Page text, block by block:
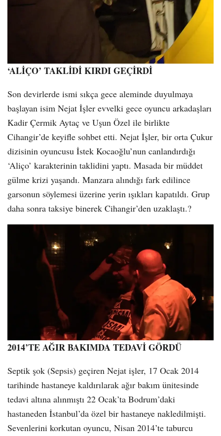
‘ALİÇO’ TAKLİDİ KIRDI GEÇİRDİ
Son devirlerde ismi sıkça gece aleminde duyulmaya
başlayan isim Nejat İşler evvelki gece oyuncu arkadaşları
Kadir Çermik Aytaç ve Uşun Özel ile birlikte
Cihangir’de keyifle sohbet etti. Nejat İşler, bir orta Çukur
dizisinin oyuncusu İstek Kocaoğlu’nun canlandırdığı
‘Aliço’ karakterinin taklidini yaptı. Masada bir müddet
gülme krizi yaşandı. Manzara alındığı fark edilince
garsonun söylemesi üzerine yerin ışıkları kapatıldı. Grup
daha sonra taksiye binerek Cihangir’den uzaklaştı.?
2014’TE AĞIR BAKIMDA TEDAVİ GÖRDÜ
Septik şok (Sepsis) geçiren Nejat işler, 17 Ocak 2014
tarihinde hastaneye kaldırılarak ağır bakım ünitesinde
tedavi altına alınmıştı 22 Ocak’ta Bodrum’daki
hastaneden İstanbul’da özel bir hastaneye nakledilmişti.
Sevenlerini korkutan oyuncu, Nisan 2014’te taburcu